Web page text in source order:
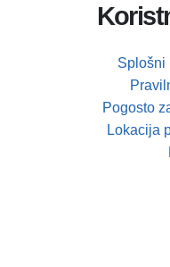
Splošni
Pogosto
Lokacija